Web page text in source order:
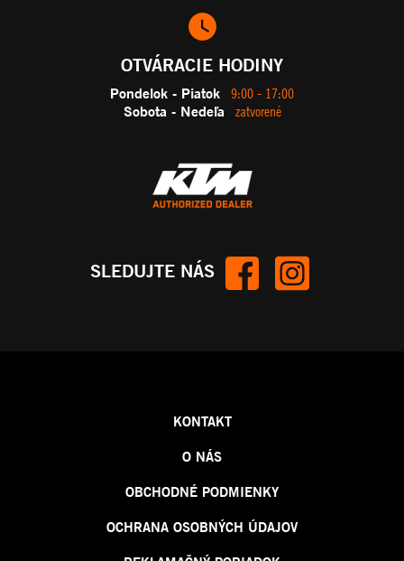
OTVÁRACIE HODINY
Pondelok - Piatok 9:00 - 17:00
Sobota - Nedeľa zatvorené
SLEDUJTE NÁS
KONTAKT
O NÁS
OBCHODNÉ PODMIENKY
OCHRANA OSOBNÝCH ÚDAJOV